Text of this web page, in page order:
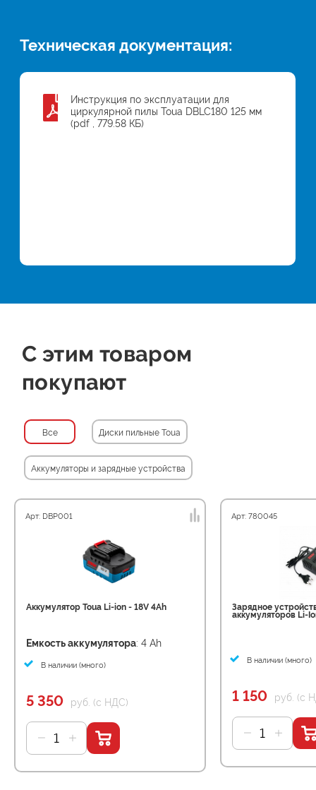
Техническая документация:
Инструкция по эксплуатации для
циркулярной пилы Toua DBLC180 125 мм
(pdf , 779.58 КБ)
С этим товаром
покупают
Все Диски пильные Toua
Аккумуляторы и зарядные устройства
Арт: DBP001
Аккумулятор Toua Li-ion - 18V 4Ah
Емкость аккумулятора: 4 Ah
В наличии (много)
5 350 руб. (с НДС)
Арт: 780045
Зарядное
аккумуляторов Li-
В наличии (много)
1 150 руб. (с